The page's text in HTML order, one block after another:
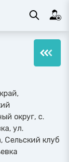
округ, с.
ул.
Сельский клуб